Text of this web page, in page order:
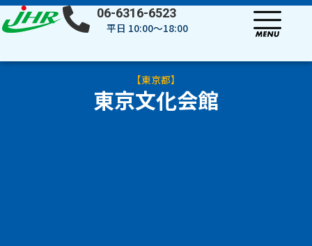
内
容
06-6316-6523
平日 10:00～18:00
【東京都】
東京文化会館